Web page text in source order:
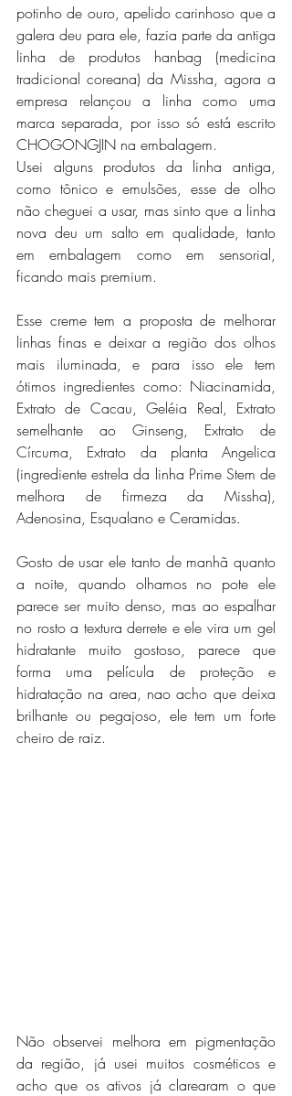
potinho de ouro, apelido carinhoso que a
galera deu para ele, fazia parte da antiga
linha de produtos hanbag (medicina
tradicional coreana) da Missha, agora a
empresa relançou a linha como uma
marca separada, por isso só está escrito
CHOGONGJIN na embalagem.
Usei alguns produtos da linha antiga,
como tônico e emulsões, esse de olho
não cheguei a usar, mas sinto que a linha
nova deu um salto em qualidade, tanto
em embalagem como em sensorial,
ficando mais premium.
Esse creme tem a proposta de melhorar
linhas finas e deixar a região dos olhos
mais iluminada, e para isso ele tem
ótimos ingredientes como: Niacinamida,
Extrato de Cacau, Geléia Real, Extrato
semelhante ao Ginseng, Extrato de
Círcuma, Extrato da planta Angelica
(ingrediente estrela da linha Prime Stem de
melhora de firmeza da Missha),
Adenosina, Esqualano e Ceramidas.
Gosto de usar ele tanto de manhã quanto
a noite, quando olhamos no pote ele
parece ser muito denso, mas ao espalhar
no rosto a textura derrete e ele vira um gel
hidratante muito gostoso, parece que
forma uma película de proteção e
hidratação na area, nao acho que deixa
brilhante ou pegajoso, ele tem um forte
cheiro de raiz.
Não observei melhora em pigmentação
da região, já usei muitos cosméticos e
acho que os ativos já clarearam o que